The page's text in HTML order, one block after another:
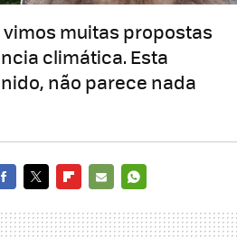
muitas propostas
climática. Esta
não parece nada
MAIL